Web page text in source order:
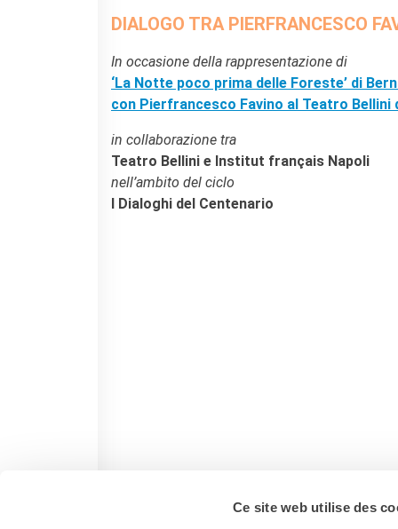
Ce site web utilise des
Cooperazione educativa
universitaria
Studiare in Francia
L'équipe
Contatti
IF Italia
Carta / Tessera socio
DIALOGO TRA PIERFRANCESCO
In occasione della rappresentazione di
‘La Notte poco prima delle Foreste’ di
con Pierfrancesco Favino al Teatro Bellini
in collaborazione tra
Teatro Bellini e Institut français Napoli
nell’ambito del ciclo
I Dialoghi del Centenario